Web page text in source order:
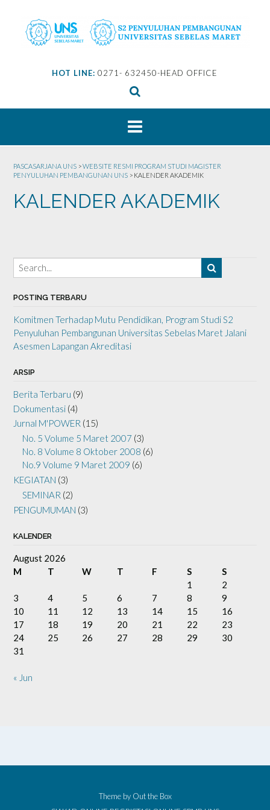
content
HOT LINE: 0271- 632450-HEAD OFFICE
PASCASARJANA UNS >WEBSITE RESMI PROGRAM STUDI MAGISTER
PENYULUHAN PEMBANGUNAN UNS > KALENDER AKADEMIK
KALENDER AKADEMIK
POSTING TERBARU
Komitmen Terhadap Mutu Pendidikan, Program Studi S2
Penyuluhan Pembangunan Universitas Sebelas Maret Jalani
Asesmen Lapangan Akreditasi
ARSIP
Berita Terbaru (9)
Dokumentasi (4)
Jurnal M'POWER (15)
No. 5 Volume 5 Maret 2007 (3)
No. 8 Volume 8 Oktober 2008 (6)
No.9 Volume 9 Maret 2009 (6)
KEGIATAN (3)
SEMINAR (2)
PENGUMUMAN (3)
KALENDER
August 2026
M
T W T F S
S
1
2
3
4 5 6 7 8
9
10
11 12 13 14 15
16
17
18 19 20 21 22
23
24
25 26 27 28 29
30
31
« Jun
Theme by Out the Box